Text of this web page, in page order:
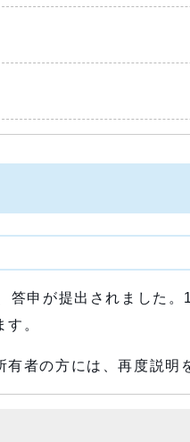
申が提出されました
。
者の方には、再度説明